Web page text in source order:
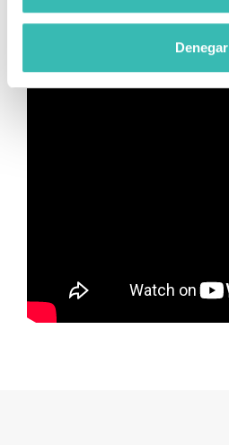
Denegar
almacenamiento en casa.